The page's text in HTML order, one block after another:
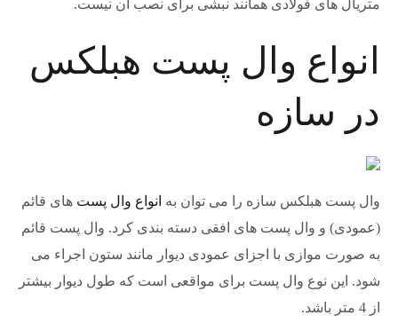
متریال های فولادی همانند نبشی برای نصب آن نیست.
انواع وال پست هبلکس
در سازه
وال پست هبلکس سازه را می توان به انواع وال پست های قائم
(عمودی) و وال پست های افقی دسته بندی کرد. وال پست قائم
به صورت موازی با اجزای عمودی دیوار مانند ستون اجراء می
شود. این نوع وال پست برای مواقعی است که طول دیوار بیشتر
از 4 متر باشد.